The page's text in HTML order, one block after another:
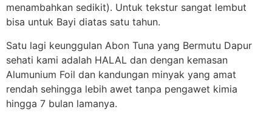
menambahkan sedikit). Untuk tekstur sangat lembut
bisa untuk Bayi diatas satu tahun.
Satu lagi keunggulan Abon Tuna yang Bermutu Dapur
sehati kami adalah HALAL dan dengan kemasan
Alumunium Foil dan kandungan minyak yang amat
rendah sehingga lebih awet tanpa pengawet kimia
hingga 7 bulan lamanya.